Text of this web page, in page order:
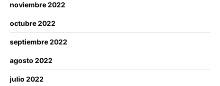
noviembre 2022
octubre 2022
septiembre 2022
agosto 2022
julio 2022